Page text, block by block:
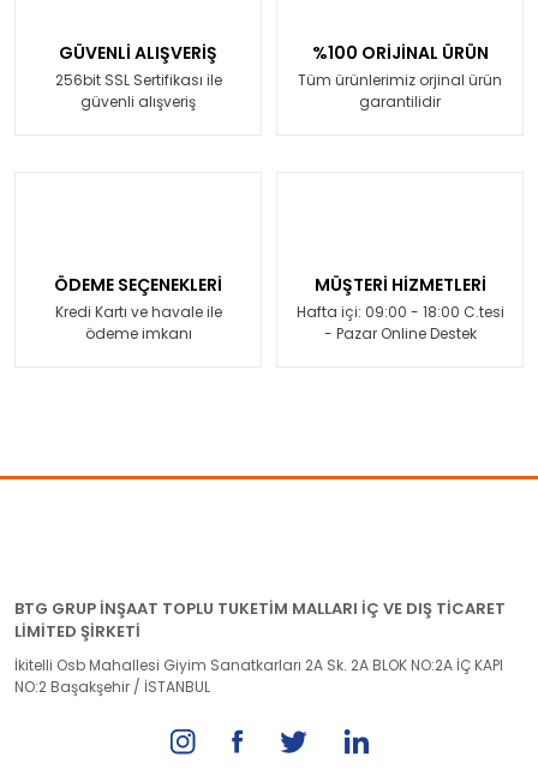
GÜVENLİ ALIŞVERİŞ
256bit SSL Sertifikası ile
güvenli alışveriş
%100 ORİJİNAL ÜRÜN
Tüm ürünlerimiz orjinal ürün
garantilidir
ÖDEME SEÇENEKLERİ
Kredi Kartı ve havale ile
ödeme imkanı
MÜŞTERİ HİZMETLERİ
Hafta içi: 09:00 - 18:00 C.tesi
- Pazar Online Destek
BTG GRUP İNŞAAT TOPLU TUKETİM MALLARI İÇ VE DIŞ TİCARET
LİMİTED ŞİRKETİ
İkitelli Osb Mahallesi Giyim Sanatkarları 2A Sk. 2A BLOK NO:2A İÇ KAPI
NO:2 Başakşehir / İSTANBUL